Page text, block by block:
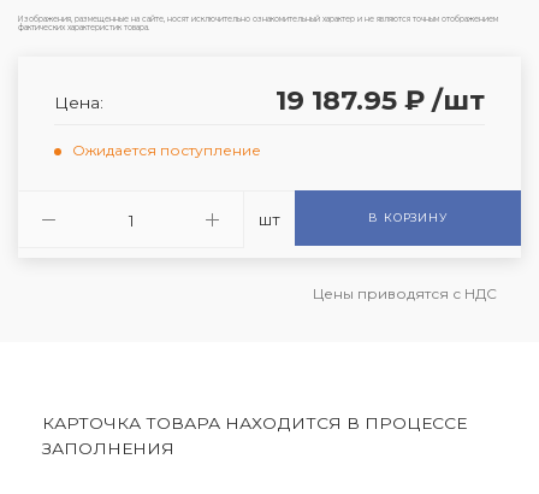
Изображения, размещенные на сайте, носят исключительно ознакомительный характер и не являются точным отображением
фактических характеристик товара.
Цена: 19 187.95 ₽ /шт
Ожидается поступление
шт В КОРЗИНУ
Цены приводятся с НДС
КАРТОЧКА ТОВАРА НАХОДИТСЯ В ПРОЦЕССЕ
ЗАПОЛНЕНИЯ